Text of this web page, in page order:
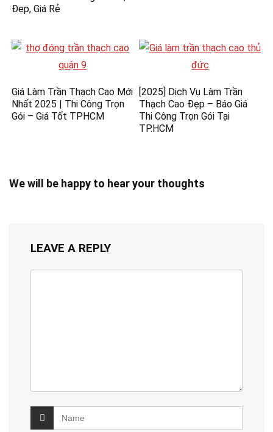
Đẹp, Giá Rẻ
Giá Làm Trần Thạch Cao Mới
Nhất 2025 | Thi Công Trọn
Gói – Giá Tốt TPHCM
[2025] Dịch Vụ Làm Trần
Thạch Cao Đẹp – Báo Giá
Thi Công Trọn Gói Tại
TP.HCM
We will be happy to hear your thoughts
LEAVE A REPLY